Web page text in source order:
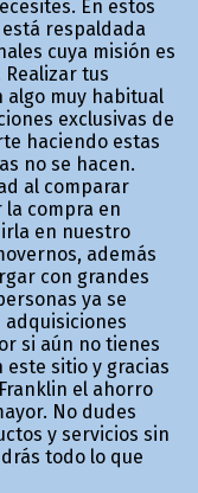
En estos
respaldada
cuya misión es
tus
algo muy habitual
exclusivas de
haciendo estas
no se hacen.
al comparar
compra en
en nuestro
además
con grandes
ya se
si aún no tienes
este sitio y gracias
el ahorro
No dudes
y servicios sin
todo lo que